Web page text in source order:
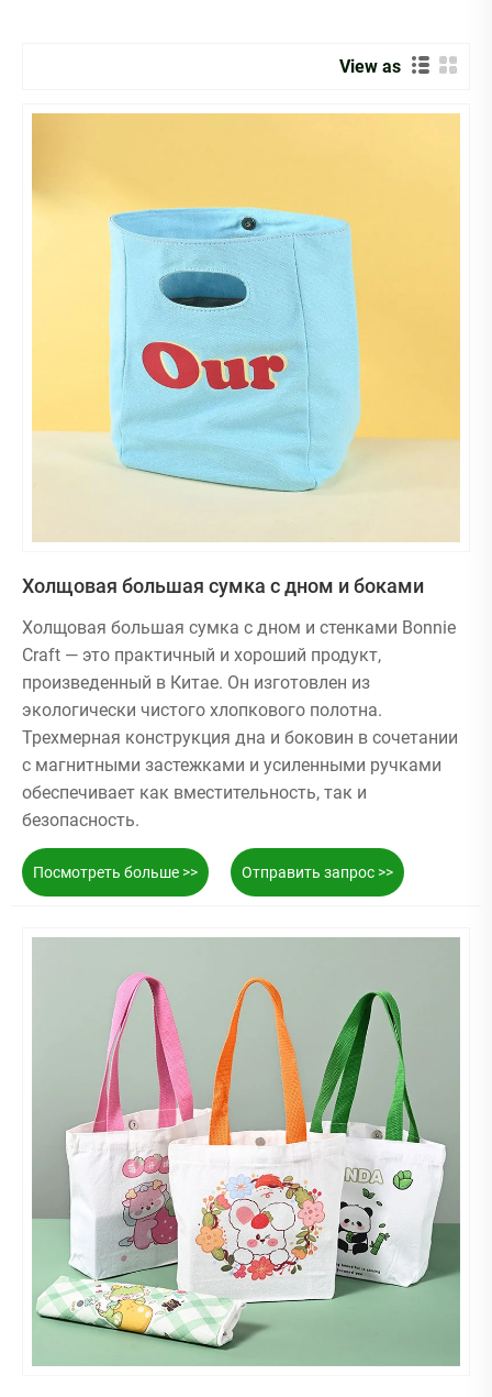
View as
Холщовая большая сумка с дном и боками
Холщовая большая сумка с дном и стенками Bonnie
Craft — это практичный и хороший продукт,
произведенный в Китае. Он изготовлен из
экологически чистого хлопкового полотна.
Трехмерная конструкция дна и боковин в сочетании
с магнитными застежками и усиленными ручками
обеспечивает как вместительность, так и
безопасность.
Посмотреть больше >> Отправить запрос >>